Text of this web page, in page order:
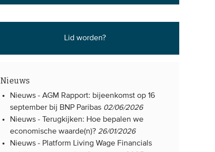
Lid worden?
Nieuws
Nieuws -AGM Rapport: bijeenkomst op 16
september bij BNP Paribas 02/06/2026
Nieuws -
Terugkijken: Hoe bepalen we
economische waarde(n)? 26/01/2026
Nieuws - Platform Living Wage Financials